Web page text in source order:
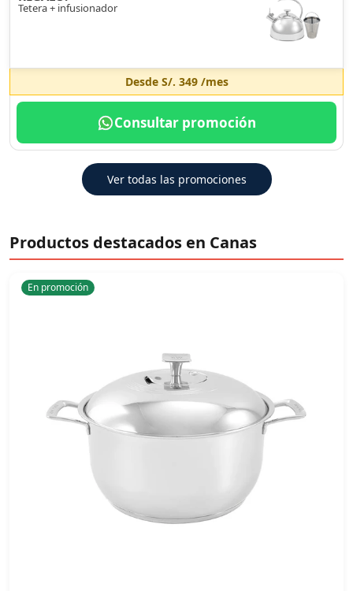
Tetera + infusionador
Desde S/. 349/mes
Consultar promoción
Ver todas las promociones
Productos destacados en Canas
En promoción